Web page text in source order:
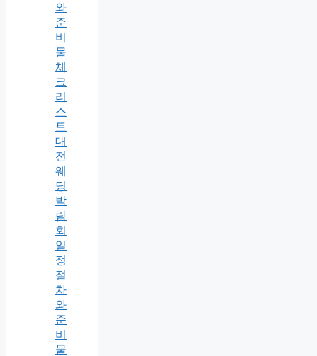
와
준
비
물
체
크
리
스
트
대
전
웨
딩
박
람
회
일
정
절
차
와
준
비
물